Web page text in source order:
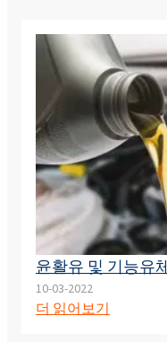
윤활유 및 기능유
10-03-2022
더 읽어보기